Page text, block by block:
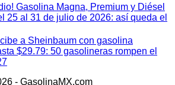
Gasolina Magna, Premium y Diésel
25 al 31 de julio de 2026: así queda el
a Sheinbaum con gasolina
$29.79: 50 gasolineras rompen el
- GasolinaMX.com